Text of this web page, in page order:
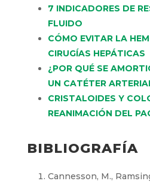
7 INDICADORES DE
FLUIDO
CÓMO EVITAR LA
CIRUGÍAS HEPÁTICAS
¿POR QUÉ SE
UN CATÉTER
CRISTALOIDES Y
REANIMACIÓN DEL
BIBLIOGRAFÍA
Cannesson, M.,